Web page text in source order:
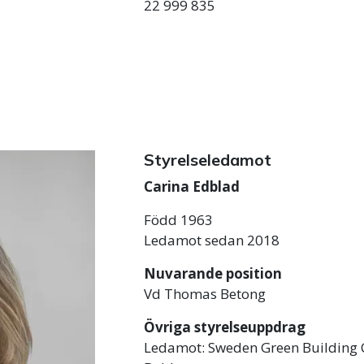
22 999 835
Styrelseledamot
Carina Edblad
Född 1963
Ledamot sedan 2018
Nuvarande position
Vd Thomas Betong
Övriga styrelseuppdrag
Ledamot: Sweden Green Building